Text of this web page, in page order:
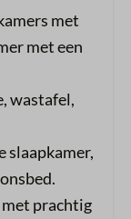
met
met een
wastafel,
slaapkamer,
met prachtig